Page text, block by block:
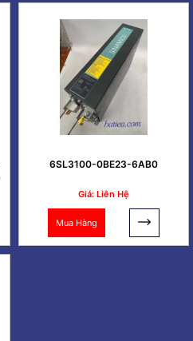
6SL3100-0BE23-6AB0
Giá: Liên Hệ
Mua Hàng